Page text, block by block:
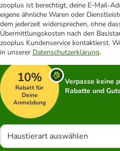
zooplus ist berechtigt, deine E-Mail-
eigene ähnliche Waren oder
dem jederzeit widersprechen, ohne
Übermittlungskosten nach den
zooplus Kundenservice kontaktierst.
in unserer Datenschutzerklärung.
10%
Rabatt für
Deine
Anmeldung
Verpasse keine
Rabatte und
Haustierart auswählen